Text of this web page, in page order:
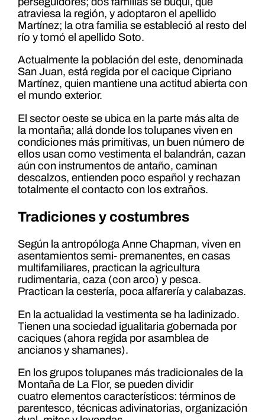
atraviesa la región, y adoptaron el apellido
Martínez; la otra familia se estableció al resto del
río y tomó el apellido Soto.
Actualmente la población del este, denominada
San Juan, está regida por el cacique Cipriano
Martínez, quien mantiene una actitud abierta con
el mundo exterior.
El sector oeste se ubica en la parte más alta de
la montaña; allá donde los tolupanes viven en
condiciones más primitivas, un buen número de
ellos usan como vestimenta el balandrán, cazan
aún con instrumentos de antaño, caminan
descalzos, entienden poco español y rechazan
totalmente el contacto con los extraños.
Tradiciones y costumbres
Según la antropóloga Anne Chapman, viven en
asentamientos semi- premanentes, en casas
multifamiliares, practican la agricultura
rudimentaria, caza (con arco) y pesca.
Practican la cestería, poca alfarería y calabazas.
En la actualidad la vestimenta se ha ladinizado.
Tienen una sociedad igualitaria gobernada por
caciques (ahora regida por asamblea de
ancianos y shamanes).
En los grupos tolupanes más tradicionales de la
Montaña de La Flor, se pueden dividir
cuatro elementos característicos: términos de
parentesco, técnicas adivinatorias, organización